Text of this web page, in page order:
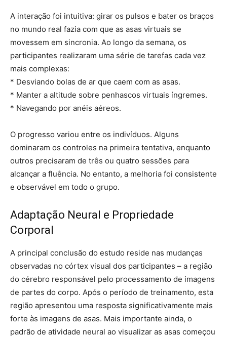
A interação foi intuitiva: girar os pulsos e bater os braços
no mundo real fazia com que as asas virtuais se
movessem em sincronia. Ao longo da semana, os
participantes realizaram uma série de tarefas cada vez
mais complexas:
* Desviando bolas de ar que caem com as asas.
* Manter a altitude sobre penhascos virtuais íngremes.
* Navegando por anéis aéreos.
O progresso variou entre os indivíduos. Alguns
dominaram os controles na primeira tentativa, enquanto
outros precisaram de três ou quatro sessões para
alcançar a fluência. No entanto, a melhoria foi consistente
e observável em todo o grupo.
Adaptação Neural e Propriedade
Corporal
A principal conclusão do estudo reside nas mudanças
observadas no córtex visual dos participantes – a região
do cérebro responsável pelo processamento de imagens
de partes do corpo. Após o período de treinamento, esta
região apresentou uma resposta significativamente mais
forte às imagens de asas. Mais importante ainda, o
padrão de atividade neural ao visualizar as asas começou